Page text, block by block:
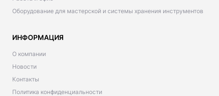
Оборудование для мастерской и системы хранения инструментов
ИНФОРМАЦИЯ
О компании
Новости
Контакты
Политика конфиденциальности